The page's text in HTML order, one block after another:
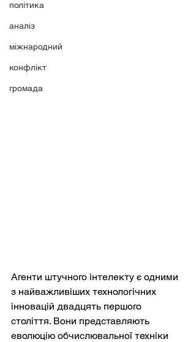
політика
аналіз
міжнародний
конфлікт
громада
Агенти штучного інтелекту є одними
з найважливіших технологічних
інновацій двадцять першого
століття. Вони представляють
еволюцію обчислювальної техніки